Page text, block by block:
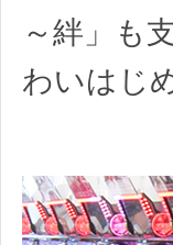
～絆」も
わいはじ